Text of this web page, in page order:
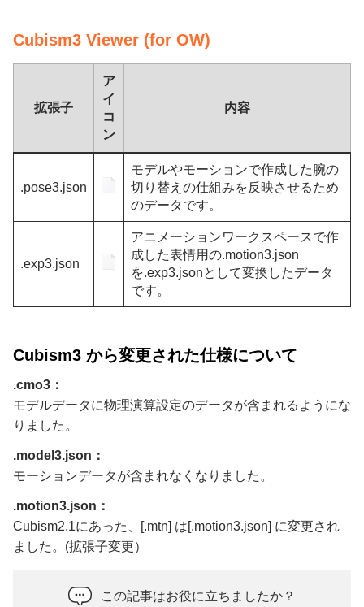
Cubism3 Viewer (for OW)
拡張子
ア
イ
コ
ン
内容
.pose3.json
モデルやモーションで作成した腕の
切り替えの仕組みを反映させるため
のデータです。
.exp3.json
アニメーションワークスペースで作
成した表情用の.motion3.json
を.exp3.jsonとして変換したデータ
です。
Cubism3 から変更された仕様について
.cmo3：
モデルデータに物理演算設定のデータが含まれるようにな
りました。
.model3.json：
モーションデータが含まれなくなりました。
.motion3.json：
Cubism2.1にあった、[.mtn] は[.motion3.json] に変更され
ました。(拡張子変更）
この記事はお役に立ちましたか？